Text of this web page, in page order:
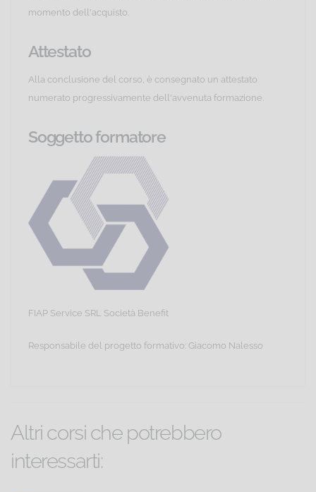
momento dell'acquisto.
Attestato
Alla conclusione del corso, è consegnato un attestato
numerato progressivamente dell'avvenuta formazione.
Soggetto formatore
FIAP Service SRL Società Benefit
Responsabile del progetto formativo: Giacomo Nalesso
Altri corsi che potrebbero
interessarti: